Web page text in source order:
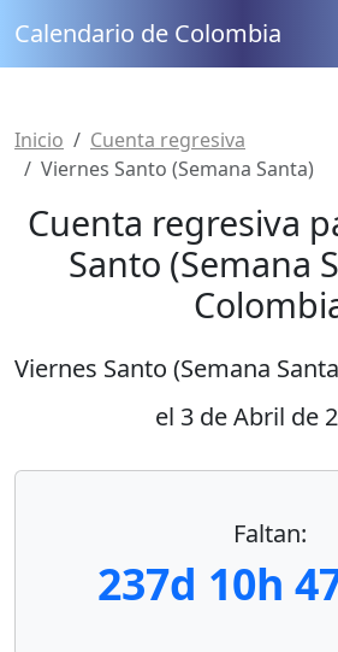
Calendario de Colombia
Inicio
Cuenta regresiva
Viernes Santo (Semana Santa)
Cuenta regresiva
Santo (Semana
Viernes Santo (Semana
el 3 de Abril de
Faltan:
237d 10h